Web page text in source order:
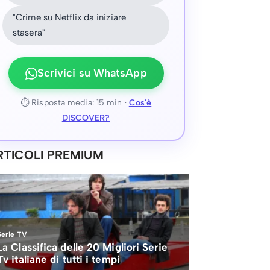
"Crime su Netflix da iniziare
stasera"
Scrivici su WhatsApp
⏱ Risposta media: 15 min · Cos'è
DISCOVER?
PREMIUM